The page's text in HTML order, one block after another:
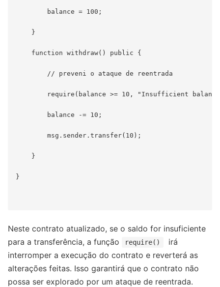
balance = 100;
}
function withdraw() public {
// preveni o ataque de reentrada
require(balance >= 10, "Insufficient
balance -= 10;
msg.sender.transfer(10);
}
}
Neste contrato atualizado, se o saldo for insuficiente
para a transferência, a função
require()
irá
interromper a execução do contrato e reverterá as
alterações feitas. Isso garantirá que o contrato não
possa ser explorado por um ataque de reentrada.